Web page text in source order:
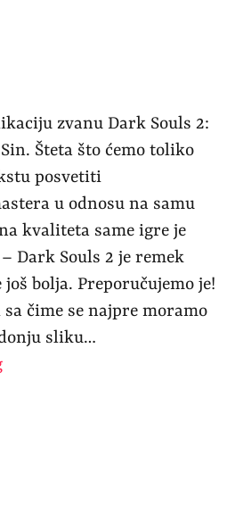
zvanu Dark Souls 2:
Šteta što ćemo toliko
posvetiti
u odnosu na samu
kvaliteta same igre je
Dark Souls 2 je remek
još bolja. Preporučujemo je!
čime se najpre moramo
sliku…